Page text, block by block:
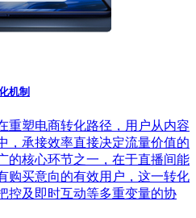
机制
重塑电商转化路径，用户从内容
，承接效率直接决定流量价值的
的核心环节之一，在于直播间能
购买意向的有效用户，这一转化
控及即时互动等多重变量的协